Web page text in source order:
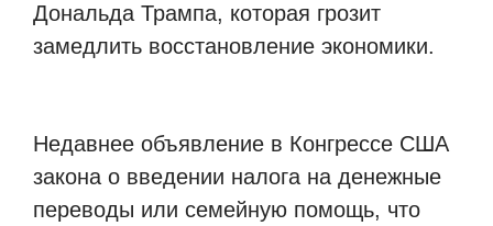
Дональда Трампа, которая грозит
замедлить восстановление экономики.
Недавнее объявление в Конгрессе США
закона о введении налога на денежные
переводы или семейную помощь, что